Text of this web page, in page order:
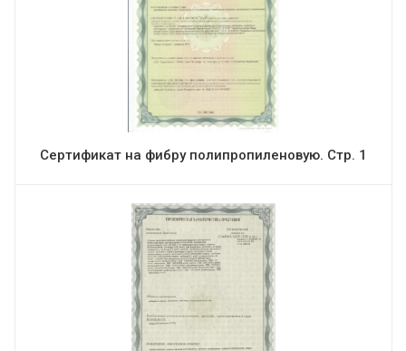
Сертификат на фибру полипропиленовую. Стр. 1